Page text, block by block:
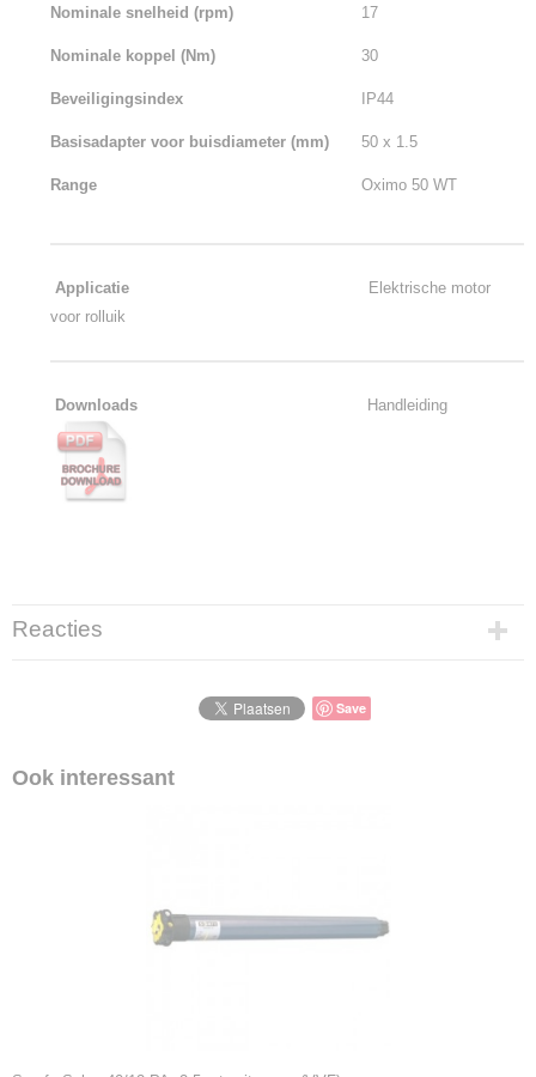
Nominale snelheid (rpm) 17
Nominale koppel (Nm) 30
Beveiligingsindex IP44
Basisadapter voor buisdiameter (mm) 50 x 1.5
Range Oximo 50 WT
Applicatie
Elektrische motor
voor rolluik
Downloads Handleiding
Reacties
Save
Ook interessant